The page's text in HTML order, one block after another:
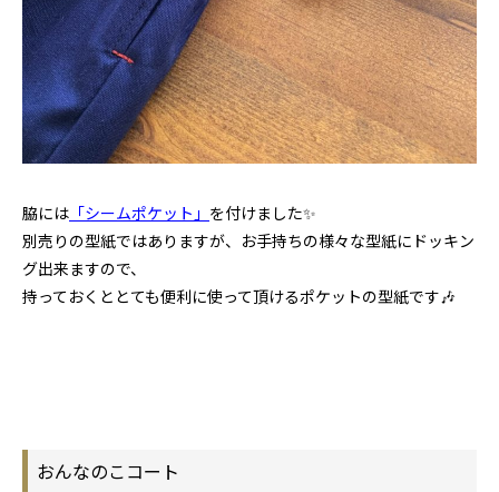
脇には 「シームポケット」 を付けました✨
別売りの型紙ではありますが、お手持ちの様々な型紙にドッキン
グ出来ますので、
持っておくととても便利に使って頂けるポケットの型紙です🎶
おんなのこコート